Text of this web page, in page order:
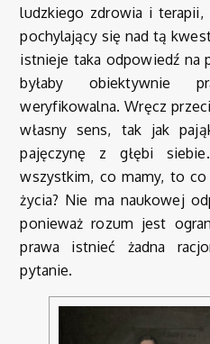
ludzkiego zdrowia i
pochylający się nad tą
istnieje taka odpowiedź na
byłaby obiektywnie
weryfikowalna. Wręcz
własny sens, tak jak
pajęczynę z głębi
wszystkim, co mamy, to
życia? Nie ma naukowej
ponieważ rozum jest
prawa istnieć żadna
pytanie.